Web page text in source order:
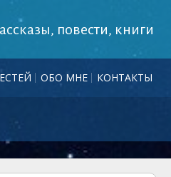
повести, книги
ОБО МНЕ
КОНТАКТЫ